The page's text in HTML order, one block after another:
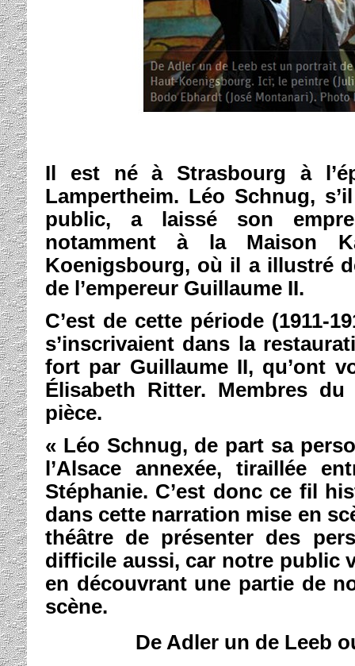
Il est né à Strasbourg à
Lampertheim. Léo Schnug,
public, a laissé son
notamment à la Maison
Koenigsbourg, où il a illustré
de l’empereur Guillaume II.
C’est de cette période (1911-
s’inscrivaient dans la
fort par Guillaume II, qu’ont
Élisabeth Ritter. Membres
pièce.
« Léo Schnug, de part sa
l’Alsace annexée, tiraillée
Stéphanie. C’est donc ce fil
dans cette narration mise en
théâtre de présenter des
difficile aussi, car notre public
en découvrant une partie de
scène.
De Adler un de Leeb